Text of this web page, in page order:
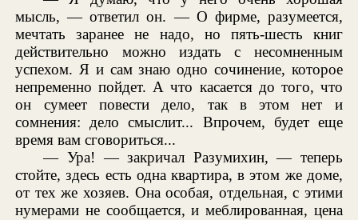
мысль, — ответил он. — О фирме, разумеется,
мечтать заранее не надо, но пять-шесть книг
действительно можно издать с несомненным
успехом. Я и сам знаю одно сочинение, которое
непременно пойдет. А что касается до того, что
он сумеет повести дело, так в этом нет и
сомнения: дело смыслит... Впрочем, будет еще
время вам сговориться...
— Ура! — закричал Разумихин, — теперь
стойте, здесь есть одна квартира, в этом же доме,
от тех же хозяев. Она особая, отдельная, с этими
нумерами не сообщается, и меблированная, цена